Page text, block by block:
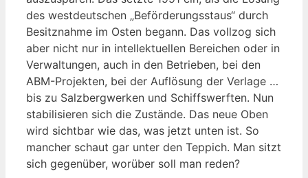
des west­deut­schen „Beför­de­rungs­staus“ durch
Besitz­nah­me im Osten begann. Das voll­zog sich
aber nicht nur in intel­lek­tu­el­len Berei­chen oder in
Ver­wal­tun­gen, auch in den Betrie­ben, bei den
ABM-Pro­jek­ten, bei der Auf­lö­sung der Ver­la­ge …
bis zu Salz­berg­wer­ken und Schiffs­werf­ten. Nun
sta­bi­li­sie­ren sich die Zustän­de. Das neue Oben
wird sicht­bar wie das, was jetzt unten ist. So
man­cher schaut gar unter den Tep­pich. Man sitzt
sich gegen­über, wor­über soll man reden?